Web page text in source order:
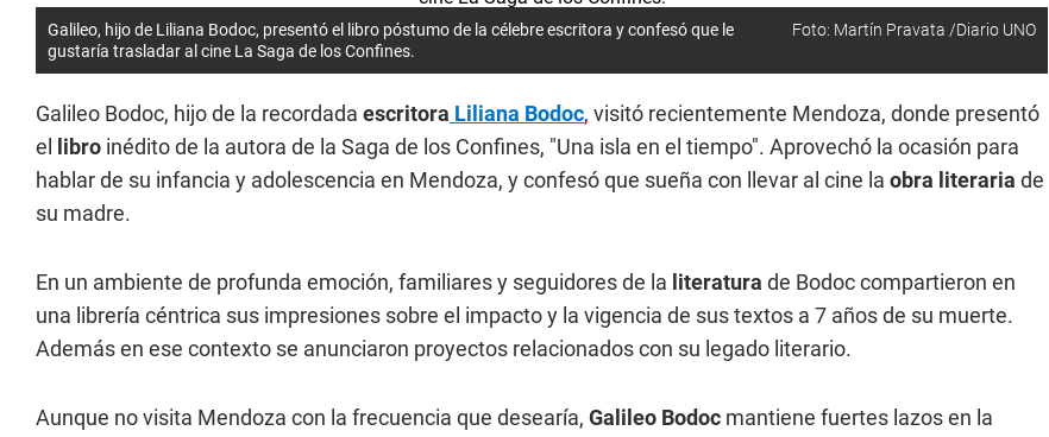
Galileo, hijo de Liliana Bodoc, presentó el libro póstumo de la célebre escritora y confesó que le
gustaría trasladar al cine La Saga de los Confines.
Foto: Martín Pravata /Diario UNO
Galileo Bodoc, hijo de la recordada escritora Liliana Bodoc, visitó recientemente Mendoza, donde presentó
el
libro inédito de la autora de la Saga de los Confines, "Una isla en el tiempo". Aprovechó la ocasión para
hablar de su infancia y adolescencia en Mendoza, y confesó que sueña con llevar al cine la obra literaria de
su madre.
En un ambiente de profunda emoción, familiares y seguidores de la literatura de Bodoc compartieron en
una librería céntrica sus impresiones sobre el impacto y la vigencia de sus textos a 7 años de su muerte.
Además en ese contexto se anunciaron proyectos relacionados con su legado literario.
Aunque no visita Mendoza con la frecuencia que desearía, Galileo Bodoc mantiene fuertes lazos en la